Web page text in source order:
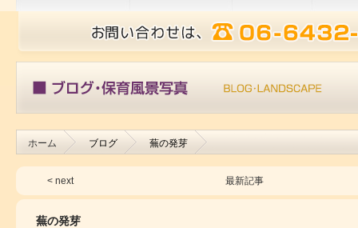
ホーム ブログ 蕪の発芽
< next 最新記事
蕪の発芽